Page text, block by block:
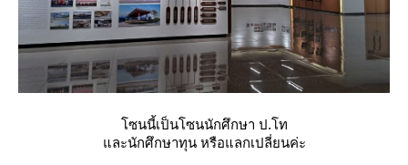
ซนนี้เป็นโซนนักศึกษา ป.โท
ละนักศึกษาทุน หรือแลกเปลี่ยนค่ะ